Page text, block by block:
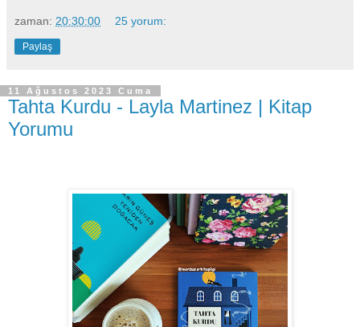
zaman: 20:30:00 25 yorum:
Paylaş
11 Ağustos 2023 Cuma
Tahta Kurdu - Layla Martinez | Kitap
Yorumu